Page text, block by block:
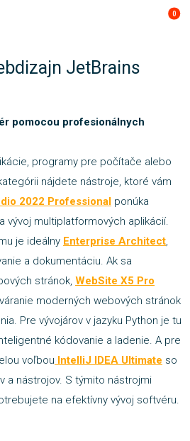
0
JetBrains
pomocou profesionálnych
programy pre počítače alebo
nájdete nástroje, ktoré vám
2022 Professional ponúka
vývoj multiplatformových aplikácií.
je ideálny Enterprise Architect,
a dokumentáciu. Ak sa
stránok, WebSite X5 Pro
moderných webových stránok
Pre vývojárov v jazyku Python je tu
kódovanie a ladenie. A pre
voľbou IntelliJ IDEA Ultimate so
a nástrojov. S týmito nástrojmi
na efektívny vývoj softvéru.